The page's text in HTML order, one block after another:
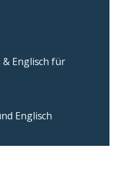
Englisch für
Englisch